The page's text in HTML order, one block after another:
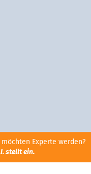
möchten Experte werden?
stellt ein.